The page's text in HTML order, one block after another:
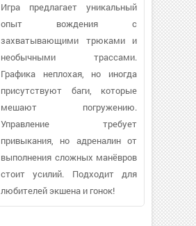
Игра предлагает уникальный
опыт вождения с
захватывающими трюками и
необычными трассами.
Графика неплохая, но иногда
присутствуют баги, которые
мешают погружению.
Управление требует
привыкания, но адреналин от
выполнения сложных манёвров
стоит усилий. Подходит для
любителей экшена и гонок!